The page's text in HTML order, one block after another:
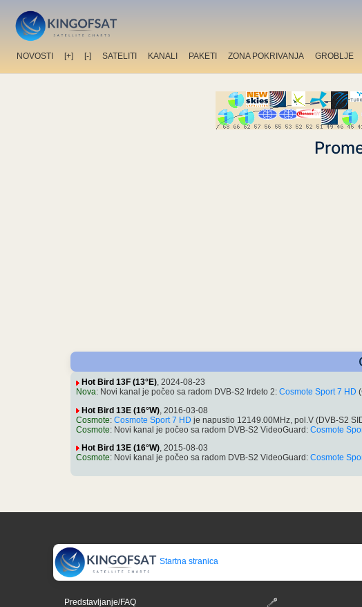
NOVOSTI [+] [-] SATELITI KANALI PAKETI ZONA POKRIVANJA GROBLJE
Hot Bird 13F (13°E), 2024-08-23
Nova: Novi kanal je počeo sa radom DVB-S2 Irdeto 2: Cosmote Sport 7 HD
Hot Bird 13E (16°W) , 2016-03-08
Cosmote: Cosmote Sport 7 HD je napustio 12149.00MHz, pol.V (DVB-S2
Cosmote: Novi kanal je počeo sa radom DVB-S2 VideoGuard: Cosmote
Hot Bird 13E (16°W), 2015-08-03
Cosmote: Novi kanal je počeo sa radom DVB-S2 VideoGuard: Cosmote
Startna stranica
Predstavljanje/FAQ